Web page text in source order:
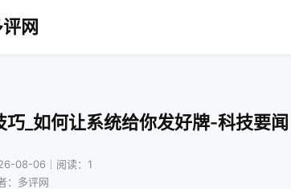
网
_如何让系统给你发好牌-科技要闻
08-06｜阅读：1
：多评网